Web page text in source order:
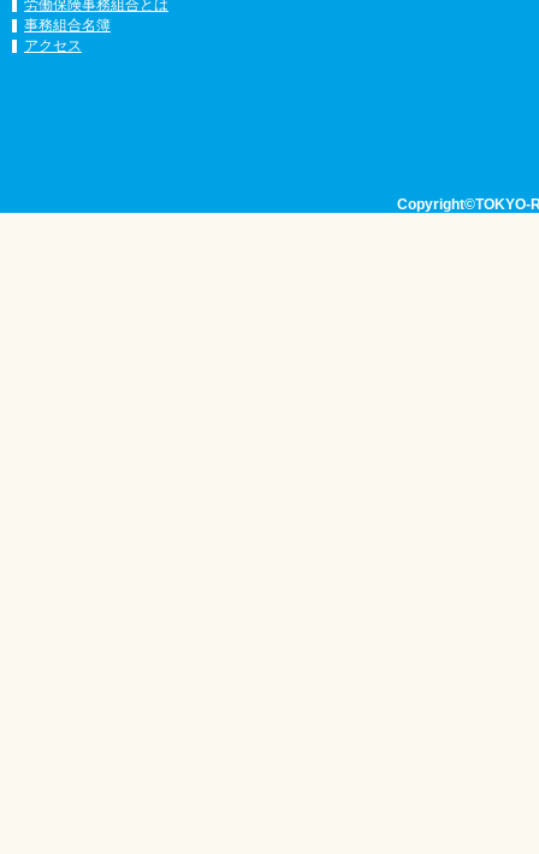
労働保険事務組合とは
事務組合名簿
アクセス
Copyright©TOKYO-